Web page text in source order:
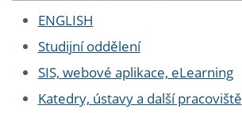
ENGLISH
Studijní oddělení
SIS, webové aplikace, eLearning
Katedry, ústavy a další pracoviště